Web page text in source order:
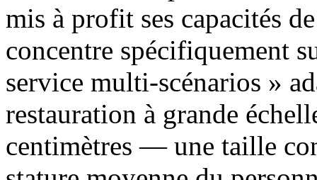
mis à profit ses capacités
concentre spécifiquement
service multi-scénarios »
restauration à grande
centimètres — une taille